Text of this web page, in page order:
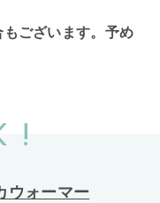
ございます。予め
!
ウォーマー